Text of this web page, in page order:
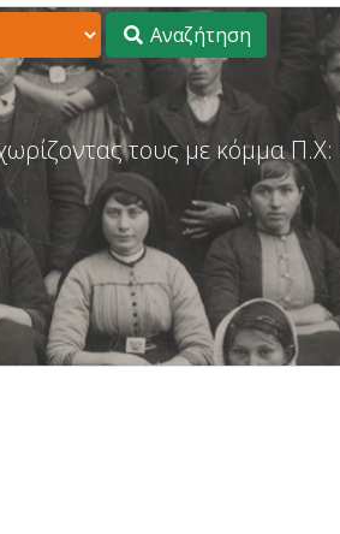
Αναζήτηση
τους με κόμμα Π.Χ: